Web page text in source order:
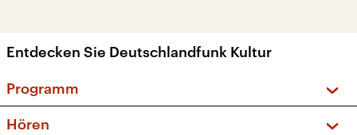
Entdecken Sie Deutschlandfunk Kultur
Programm
Hören